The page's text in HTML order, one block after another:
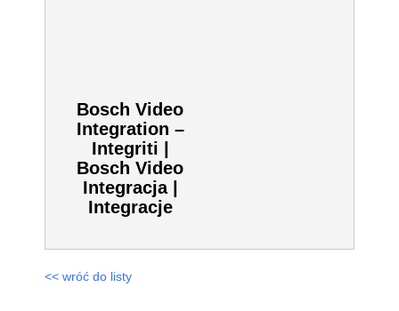
Bosch Video
Integration –
Integriti |
Bosch Video
Integracja |
Integracje
<< wróć do listy